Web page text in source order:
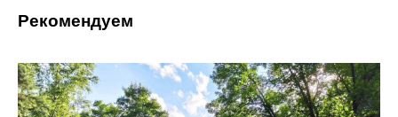
Рекомендуем